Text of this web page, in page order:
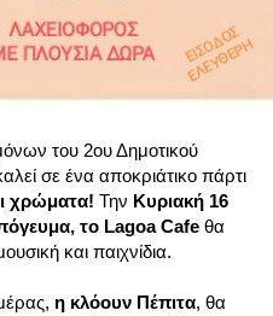
του 2ου Δημοτικού
σε ένα αποκριάτικο πάρτι
χρώματα! Την Κυριακή 16
το Lagoa Cafe θα
και παιχνίδια.
η κλόουν Πέπιτα, θα